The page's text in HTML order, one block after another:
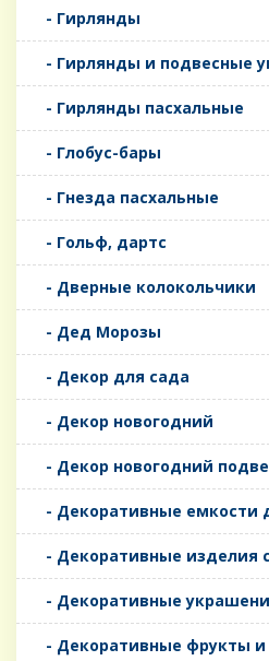
- Гирлянды
- Гирлянды и подвесные
- Гирлянды пасхальные
- Глобус-бары
- Гнезда пасхальные
- Гольф, дартс
- Дверные колокольчики
- Дед Морозы
- Декор для сада
- Декор новогодний
- Декор новогодний
- Декоративные емкости
- Декоративные изделия
- Декоративные
- Декоративные фрукты